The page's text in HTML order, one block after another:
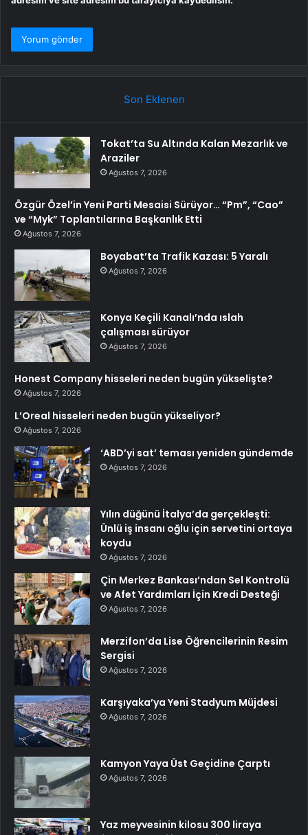
Son Eklenen
Tokat’ta Su Altında Kalan Mezarlık ve
Araziler
Ağustos 7, 2026
Özgür Özel’in Yeni Parti Mesaisi Sürüyor… “Pm”, “Cao”
ve “Myk” Toplantılarına Başkanlık Etti
Ağustos 7, 2026
Boyabat’ta Trafik Kazası: 5 Yaralı
Ağustos 7, 2026
Konya Keçili Kanalı’nda ıslah
çalışması sürüyor
Ağustos 7, 2026
Honest Company hisseleri neden bugün yükselişte?
Ağustos 7, 2026
L’Oreal hisseleri neden bugün yükseliyor?
Ağustos 7, 2026
‘ABD’yi sat’ teması yeniden gündemde
Ağustos 7, 2026
Yılın düğünü İtalya’da gerçekleşti:
Ünlü iş insanı oğlu için servetini ortaya
koydu
Ağustos 7, 2026
Çin Merkez Bankası’ndan Sel Kontrolü
ve Afet Yardımları İçin Kredi Desteği
Ağustos 7, 2026
Merzifon’da Lise Öğrencilerinin Resim
Sergisi
Ağustos 7, 2026
Karşıyaka’ya Yeni Stadyum Müjdesi
Ağustos 7, 2026
Kamyon Yaya Üst Geçidine Çarptı
Ağustos 7, 2026
Yaz meyvesinin kilosu 300 liraya